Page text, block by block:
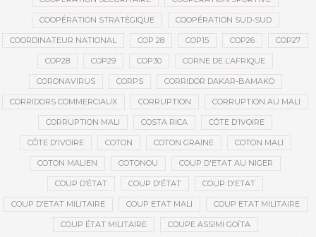
COOPÉRATION STRATÉGIQUE COOPÉRATION SUD-SUD
COORDINATEUR NATIONAL COP 28 COP15 COP26 COP27
COP28 COP29 COP30 CORNE DE L’AFRIQUE
CORONAVIRUS CORPS CORRIDOR DAKAR-BAMAKO
CORRIDORS COMMERCIAUX CORRUPTION CORRUPTION AU MALI
CORRUPTION MALI COSTA RICA CÔTE D’IVOIRE
CÔTE D'IVOIRE COTON COTON GRAINE COTON MALI
COTON MALIEN COTONOU COUP D'ETAT AU NIGER
COUP D’ÉTAT COUP D'ÉTAT COUP D'ETAT
COUP D'ETAT MILITAIRE COUP ETAT MALI COUP ETAT MILITAIRE
COUP ÉTAT MILITAIRE COUPE ASSIMI GOÏTA